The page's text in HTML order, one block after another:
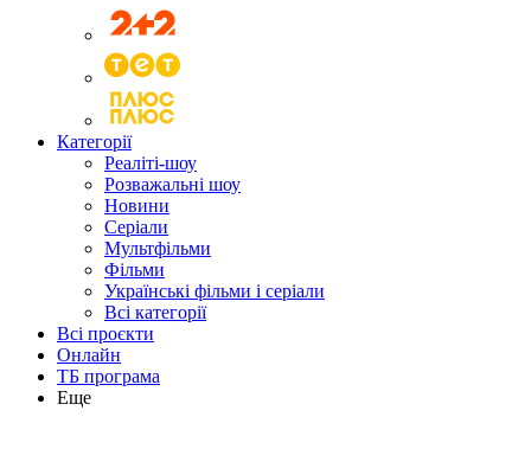
Категорії
Реаліті-шоу
Розважальні шоу
Новини
Серіали
Мультфільми
Фільми
Українські фільми і серіали
Всі категорії
Всі проєкти
Онлайн
ТБ програма
Еще